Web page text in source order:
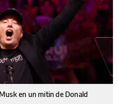
en un mitin de Donald